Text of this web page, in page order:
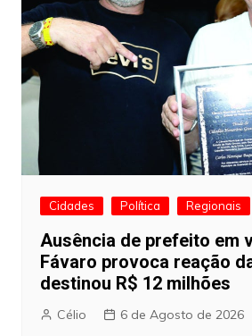
Cidades Política Regionais
Ausência de prefeito em
Fávaro provoca reação
destinou R$ 12 milhões
Célio 6 de Agosto de 2026